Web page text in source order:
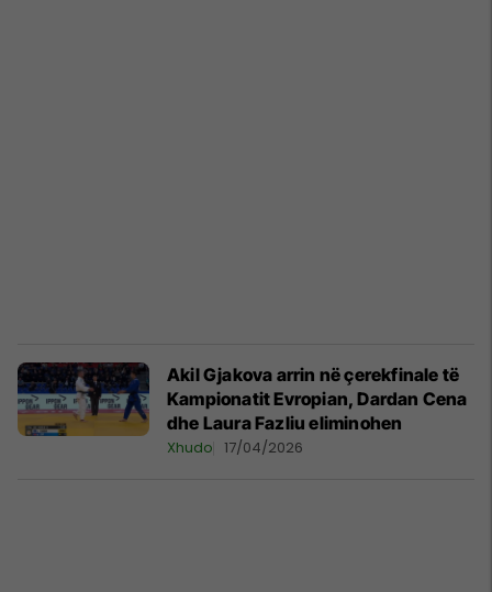
Akil Gjakova arrin në çerekfinale të
Kampionatit Evropian, Dardan Cena
dhe Laura Fazliu eliminohen
Xhudo 17/04/2026